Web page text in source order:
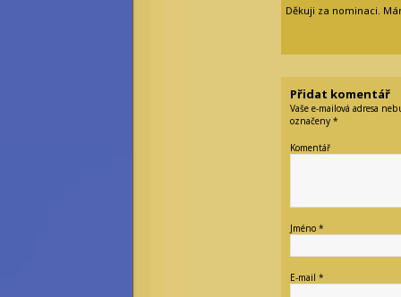
Děkuji za nominaci.
Přidat komentář
Vaše e-mailová adresa
označeny *
Komentář
Jméno *
E-mail *